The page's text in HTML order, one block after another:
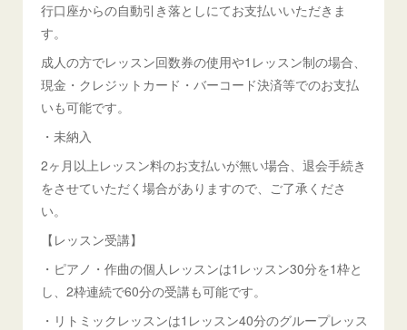
行口座からの自動引き落としにてお支払いいただきま
す。
成人の方でレッスン回数券の使用や1レッスン制の場合、
現金・クレジットカード・バーコード決済等でのお支払
いも可能です。
・未納入
2ヶ月以上レッスン料のお支払いが無い場合、退会手続き
をさせていただく場合がありますので、ご了承くださ
い。
【レッスン受講】
・ピアノ・作曲の個人レッスンは1レッスン30分を1枠と
し、2枠連続で60分の受講も可能です。
・リトミックレッスンは1レッスン40分のグループレッス